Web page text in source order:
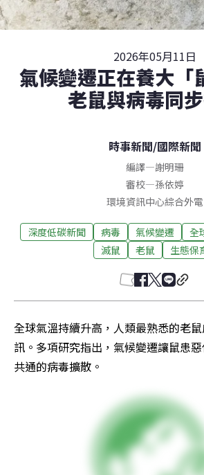
2026年05月11日
氣候變遷正在養大「
老鼠與病毒同
時事新聞/國際新聞
編譯—謝明珊
審校—孫依婷
環境資訊中心綜合外電
深度低碳新聞 病毒 氣候變遷 全
滅鼠
老鼠 生態保
全球氣溫持續升高，人類最熟悉的老
訊。多項研究指出，氣候變遷讓鼠患
共通的病毒擴散。